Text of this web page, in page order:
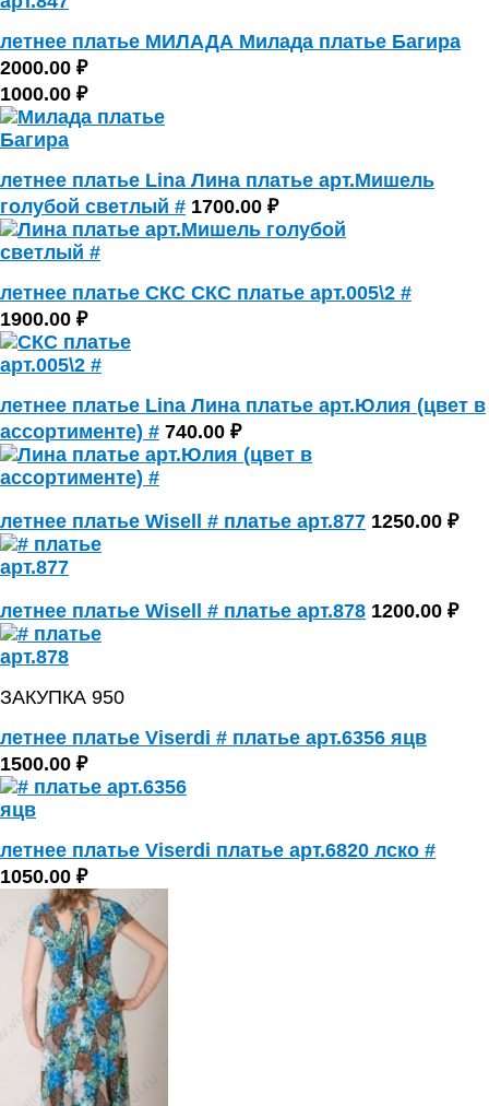
летнее платье МИЛАДА Милада платье Багира
2000.00 ₽
1000.00 ₽
летнее платье Lina Лина платье арт.Мишель
голубой светлый # 1700.00 ₽
летнее платье СКС СКС платье арт.005\2 #
1900.00 ₽
летнее платье Lina Лина платье арт.Юлия (цвет в
ассортименте) # 740.00 ₽
летнее платье Wisell # платье арт.877 1250.00 ₽
летнее платье Wisell # платье арт.878 1200.00 ₽
ЗАКУПКА 950
летнее платье Viserdi # платье арт.6356 яцв
1500.00 ₽
летнее платье Viserdi платье арт.6820 лско #
1050.00 ₽